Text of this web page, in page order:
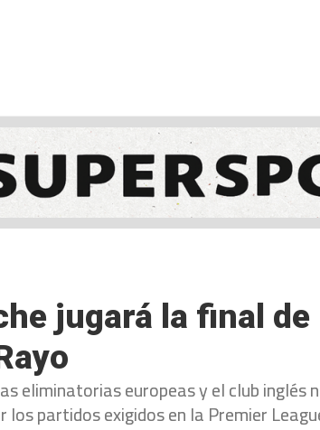
jugará la final de
eliminatorias europeas y el club inglés
partidos exigidos en la Premier